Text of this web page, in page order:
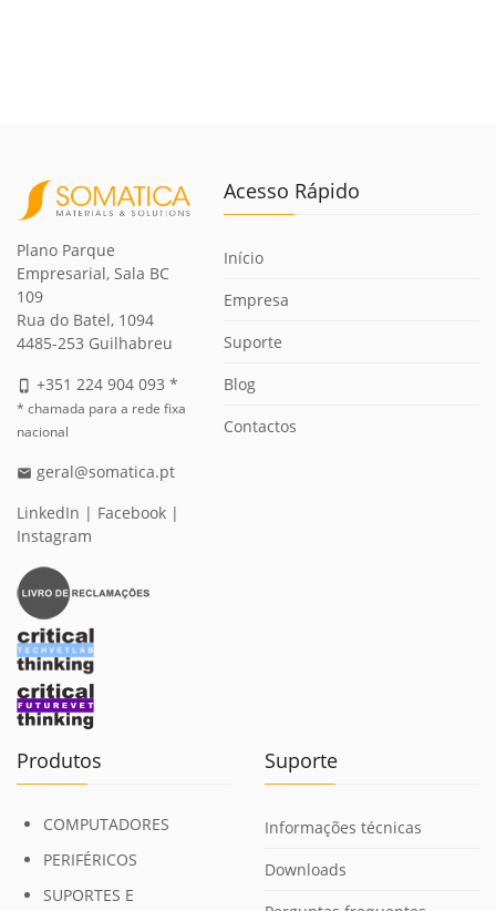
Plano Parque
Empresarial, Sala BC
109
Rua do Batel, 1094
4485-253 Guilhabreu
phone_iphone +351 224 904 093 *
* chamada para a rede fixa
nacional
email geral@somatica.pt
LinkedIn | Facebook |
Instagram
Acesso Rápido
Início
Empresa
Suporte
Blog
Contactos
Produtos
COMPUTADORES
PERIFÉRICOS
SUPORTES E
Suporte
Informações técnicas
Downloads